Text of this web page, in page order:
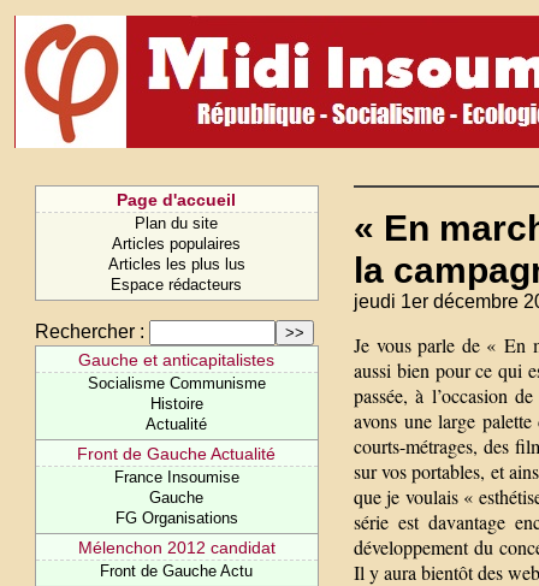
Page d'accueil
Plan du site
Articles populaires
Articles les plus lus
Espace rédacteurs
Rechercher :
Gauche et anticapitalistes
Socialisme Communisme
Histoire
Actualité
Front de Gauche Actualité
France Insoumise
Gauche
FG Organisations
Mélenchon 2012 candidat
Front de Gauche Actu
« En
la
jeudi 1er décembre
Je vous parle de « En
aussi bien pour ce qui
passée, à l’occasion
avons une large
courts-métrages, des
sur vos portables, et
que je voulais «
série est davantage
développement du
Il y aura bientôt des